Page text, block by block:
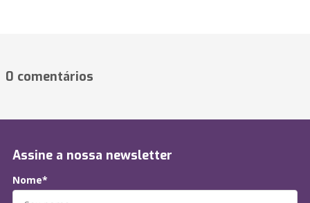
0 comentários
Assine a nossa newsletter
Nome*